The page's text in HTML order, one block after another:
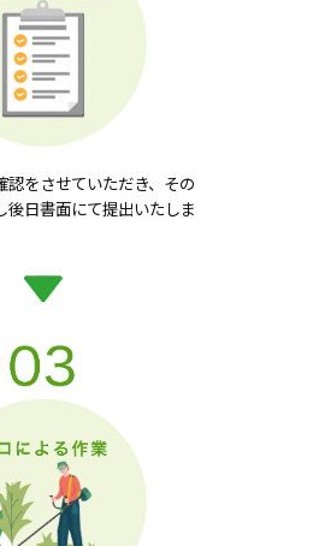
認をさせていただき、その
後日書面にて提出いたしま